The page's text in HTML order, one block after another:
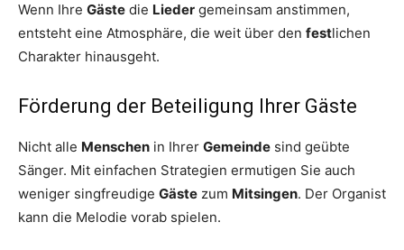
Wenn Ihre Gäste die Lieder gemeinsam anstimmen,
entsteht eine Atmosphäre, die weit über den festlichen
Charakter hinausgeht.
Förderung der Beteiligung Ihrer Gäste
Nicht alle Menschen in Ihrer Gemeinde sind geübte
Sänger. Mit einfachen Strategien ermutigen Sie auch
weniger singfreudige Gäste zum Mitsingen. Der Organist
kann die Melodie vorab spielen.